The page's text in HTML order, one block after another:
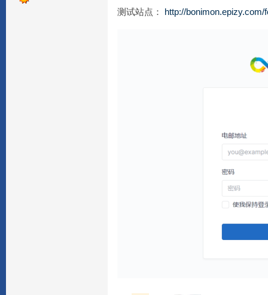
测试站点： http://bonimon.epizy.com/